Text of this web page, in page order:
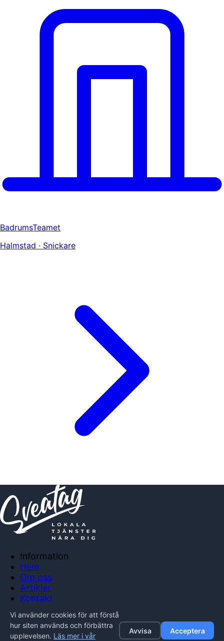
BadrumsTeamet
Halmstad · Snickare
Information
Hem
Om oss
Artiklar
Kontakt
Integritetspolicy
Vi använder cookies för att förstå
hur siten används och förbättra
upplevelsen. Läs mer i vår
Avvisa Acceptera